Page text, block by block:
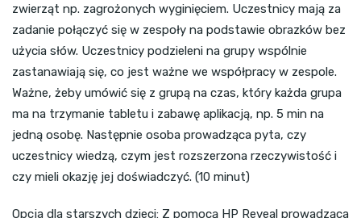
zwierząt np. zagrożonych wyginięciem. Uczestnicy mają za
zadanie połączyć się w zespoły na podstawie obrazków bez
użycia słów. Uczestnicy podzieleni na grupy wspólnie
zastanawiają się, co jest ważne we współpracy w zespole.
Ważne, żeby umówić się z grupą na czas, który każda grupa
ma na trzymanie tabletu i zabawę aplikacją, np. 5 min na
jedną osobę. Następnie osoba prowadząca pyta, czy
uczestnicy wiedzą, czym jest rozszerzona rzeczywistość i
czy mieli okazję jej doświadczyć. (10 minut)
Opcja dla starszych dzieci: Z pomocą HP Reveal prowadząca